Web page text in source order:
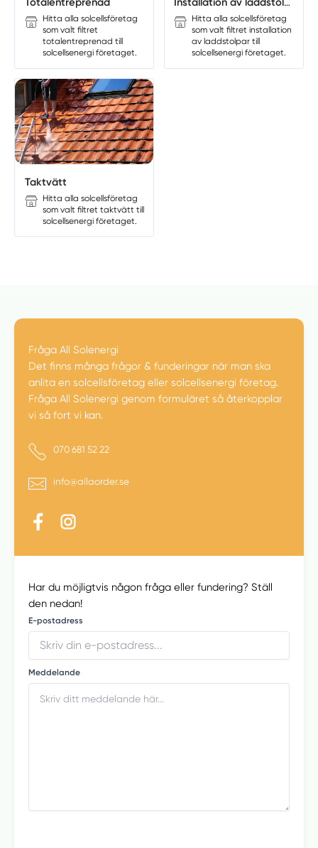
Hitta alla solcellsföretag
som valt filtret
totalentreprenad till
solcellsenergi företaget.
Hitta alla solcellsföretag
som valt filtret installation
av laddstolpar till
solcellsenergi företaget.
Taktvätt
Hitta alla solcellsföretag
som valt filtret taktvätt till
solcellsenergi företaget.
Fråga All Solenergi
Fråga All Solenergi
Det finns många frågor & funderingar när man ska
anlita en solcellsföretag eller solcellsenergi företag.
Fråga All Solenergi genom formuläret så återkopplar
vi så fort vi kan.
Telefonnummer
070 681 52 22
E-postadress
info@allaorder.se
Har du möjligtvis någon fråga eller fundering? Ställ
den nedan!
E-postadress
Meddelande